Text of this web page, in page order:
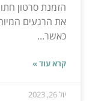
הזמנת סרטון
את הרגעים
כאשר...
קרא עוד »
יול 26, 2023